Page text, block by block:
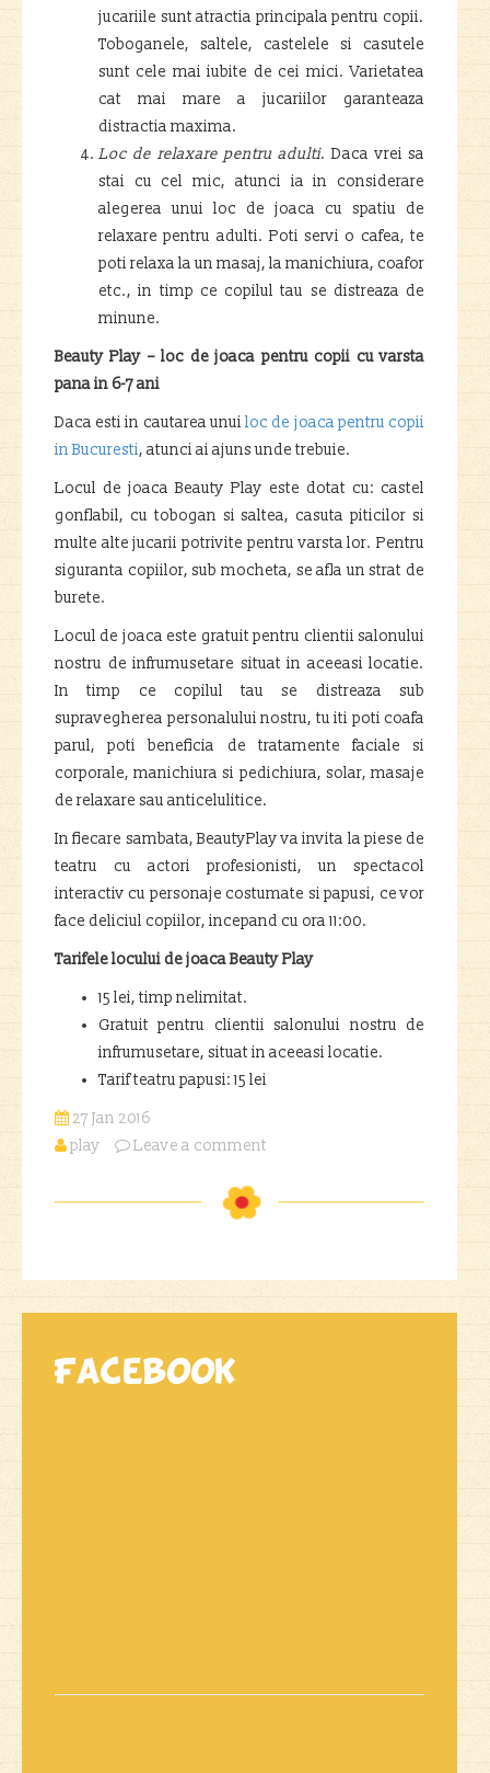
jucariile sunt atractia principala pentru copii.
Toboganele, saltele, castelele si casutele
sunt cele mai iubite de cei mici. Varietatea
cat mai mare a jucariilor garanteaza
distractia maxima.
Loc de relaxare pentru adulti. Daca vrei sa
stai cu cel mic, atunci ia in considerare
alegerea unui loc de joaca cu spatiu de
relaxare pentru adulti. Poti servi o cafea, te
poti relaxa la un masaj, la manichiura, coafor
etc., in timp ce copilul tau se distreaza de
minune.
Beauty Play – loc de joaca pentru copii cu varsta
pana in 6-7 ani
Daca esti in cautarea unuiloc de joaca pentru copii
in Bucuresti, atunci ai ajuns unde trebuie.
Locul de joaca Beauty Play este dotat cu: castel
gonflabil, cu tobogan si saltea, casuta piticilor si
multe alte jucarii potrivite pentru varsta lor. Pentru
siguranta copiilor, sub mocheta, se afla un strat de
burete.
Locul de joaca este gratuit pentru clientii salonului
nostru de infrumusetare situat in aceeasi locatie.
In timp ce copilul tau se distreaza sub
supravegherea personalului nostru, tu iti poti coafa
parul, poti beneficia de tratamente faciale si
corporale, manichiura si pedichiura, solar, masaje
de relaxare sau anticelulitice.
In fiecare sambata, BeautyPlay va invita la piese de
teatru cu actori profesionisti, un spectacol
interactiv cu personaje costumate si papusi, ce vor
face deliciul copiilor, incepand cu ora 11:00.
Tarifele locului de joaca Beauty Play
15 lei, timp nelimitat.
Gratuit pentru clientii salonului nostru de
infrumusetare, situat in aceeasi locatie.
Tarif teatru papusi: 15 lei
27 Jan 2016
play
Leave a comment
Facebook